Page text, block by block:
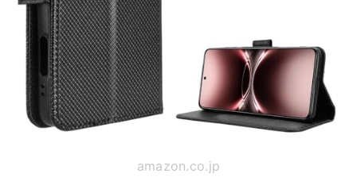
amazon.co.jp